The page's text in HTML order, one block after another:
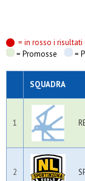
= in rosso i
= Promosse
=
SQUADRA
1
2